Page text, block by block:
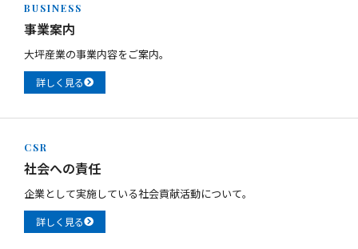
BUSINESS
事業案内
大坪産業の事業内容をご案内。
詳しく見る
CSR
社会への責任
企業として実施している社会貢献活動について。
詳しく見る